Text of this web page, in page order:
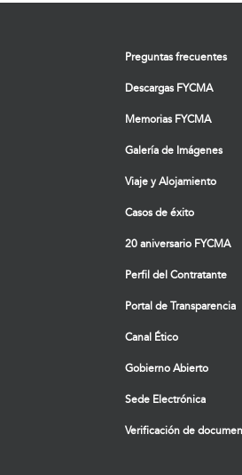
Preguntas frecuentes
Descargas FYCMA
Memorias FYCMA
Galería de Imágenes
Viaje y Alojamiento
Casos de éxito
20 aniversario FYCMA
Perfil del Contratante
Portal de Transparencia
Canal Ético
Gobierno Abierto
Sede Electrónica
Verificación de